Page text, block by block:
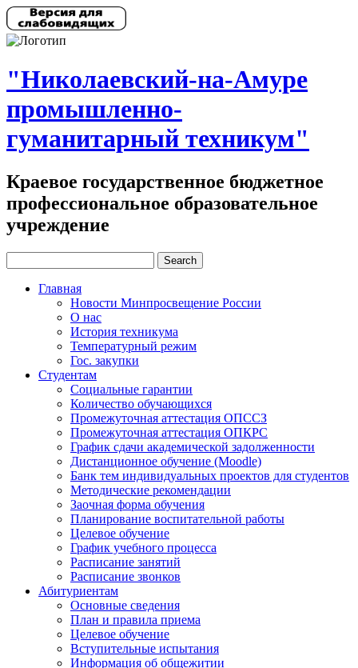
"Николаевский-на-Амуре
промышленно-
гуманитарный техникум"
Краевое государственное бюджетное
профессиональное образовательное
учреждение
Главная
Новости Минпросвещение России
О нас
История техникума
Температурный режим
Гос. закупки
Студентам
Социальные гарантии
Количество обучающихся
Промежуточная аттестация ОПССЗ
Промежуточная аттестация ОПКРС
График сдачи академической задолженности
Дистанционное обучение (Moodle)
Банк тем индивидуальных проектов для студентов
Методические рекомендации
Заочная форма обучения
Планирование воспитательной работы
Целевое обучение
График учебного процесса
Расписание занятий
Расписание звонков
Абитуриентам
Основные сведения
План и правила приема
Целевое обучение
Вступительные испытания
Информация об общежитии